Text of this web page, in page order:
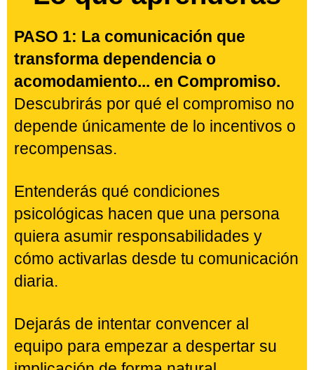
Lo que aprenderás
PASO 1: La comunicación que
transforma dependencia o
acomodamiento... en Compromiso.
depende únicamente de lo incentivos o
recompensas.